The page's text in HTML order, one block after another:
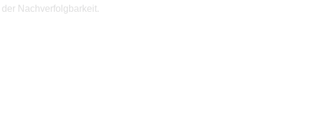
Nachverfolgbarkeit.